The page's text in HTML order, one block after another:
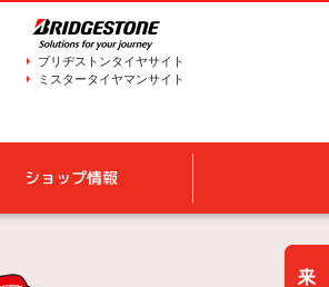
ブリヂストンタイヤサイト
ミスタータイヤマンサイト
ショップ情報